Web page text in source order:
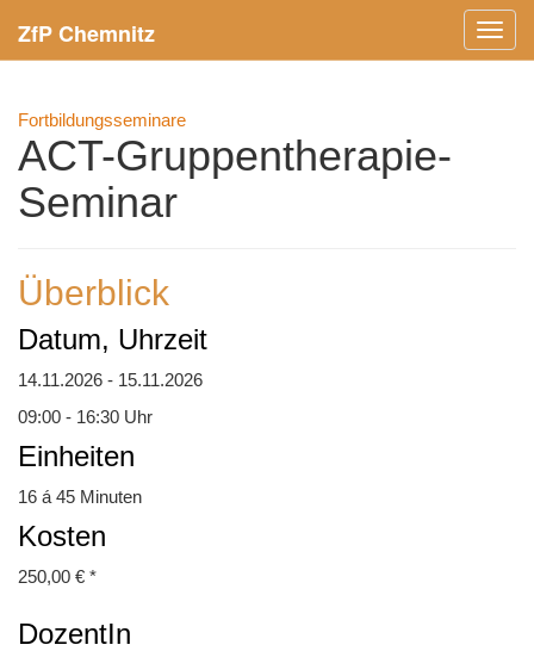
Menü
ein-/
ZfP Chemnitz
Fortbildungsseminare
ACT-Gruppentherapie-
Seminar
Überblick
Datum, Uhrzeit
14.11.2026 - 15.11.2026
09:00 - 16:30 Uhr
Einheiten
16 á 45 Minuten
Kosten
250,00 € *
DozentIn